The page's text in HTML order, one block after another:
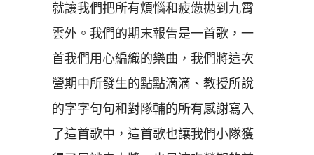
就讓我們把所有煩惱和疲憊拋到九霄
雲外。我們的期末報告是一首歌，一
首我們用心編織的樂曲，我們將這次
營期中所發生的點點滴滴、教授所說
的字字句句和對隊輔的所有感謝寫入
了這首歌中，這首歌也讓我們小隊獲